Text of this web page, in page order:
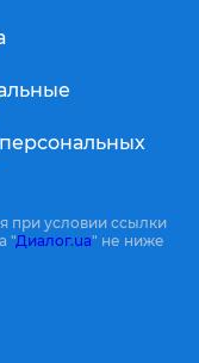
при условии ссылки
"Диалог.ua" не ниже